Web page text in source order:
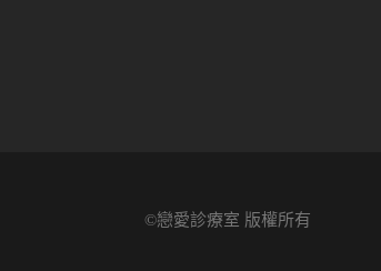
©戀愛診療室 版權所有